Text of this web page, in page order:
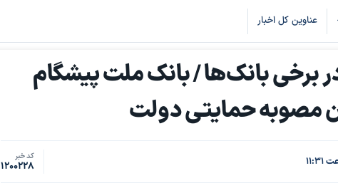
عناوین کل اخبار
برخی بانک‌ها / بانک ملت پیشگام
مصوبه حمایتی دولت
کد خبر
1200228